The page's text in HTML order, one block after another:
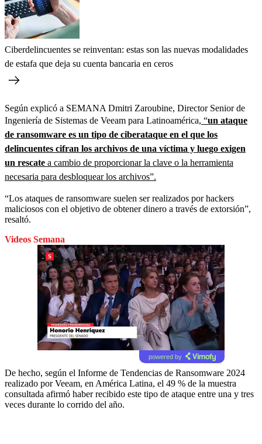
Ciberdelincuentes se reinventan: estas son las nuevas modalidades
de estafa que deja su cuenta bancaria en ceros
Según explicó a SEMANA Dmitri Zaroubine, Director Senior de
Ingeniería de Sistemas de Veeam para Latinoamérica, “un ataque
de ransomware es un tipo de ciberataque en el que los
delincuentes cifran los archivos de una víctima y luego exigen
un rescate a cambio de proporcionar la clave o la herramienta
necesaria para desbloquear los archivos”.
“Los ataques de ransomware suelen ser realizados por hackers
maliciosos con el objetivo de obtener dinero a través de extorsión”,
resaltó.
Videos Semana
powered by
De hecho, según el Informe de Tendencias de Ransomware 2024
realizado por Veeam, en América Latina, el 49 % de la muestra
consultada afirmó haber recibido este tipo de ataque entre una y tres
veces durante lo corrido del año.